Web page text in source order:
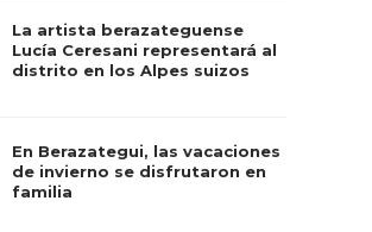
La artista berazateguense
Lucía Ceresani representará al
distrito en los Alpes suizos
En Berazategui, las vacaciones
de invierno se disfrutaron en
familia